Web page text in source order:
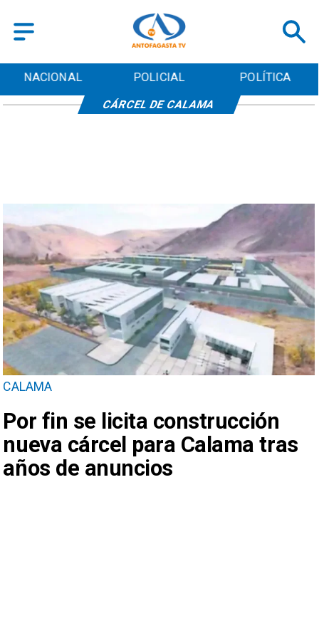
NACIONAL POLICIAL POLÍTICA
CALAMA
Por fin se licita construcción
nueva cárcel para Calama tras
años de anuncios
CÁRCEL DE CALAMA